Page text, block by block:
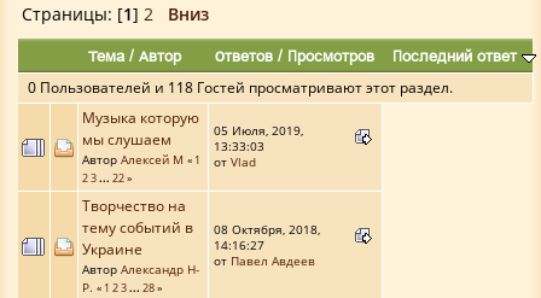
Страницы: [1] 2 Вниз
Тема/ Автор Ответов / Просмотров Последний ответ
0 Пользователей и 118 Гостей просматривают этот раздел.
Музыка которую
мы слушаем
Автор Алексей М « 1
23... 22»
05 Июля, 2019,
13:33:03
от Vlad
Творчество на
тему событий в
Украине
Автор Александр Н-
Р. « 1 23... 28»
08 Октября, 2018,
14:16:27
от Павел Авдеев